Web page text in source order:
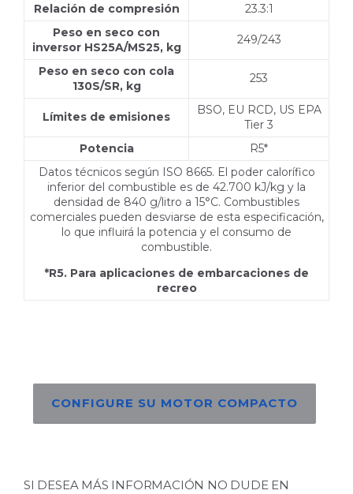
Relación de compresión
23.3:1
Peso en seco con
inversor HS25A/MS25, kg
249/243
Peso en seco con cola
130S/SR, kg
253
Límites de emisiones
BSO, EU RCD, US EPA
Tier 3
Potencia
R5*
Datos técnicos según ISO 8665. El poder calorífico
inferior del combustible es de 42.700 kJ/kg y la
densidad de 840 g/litro a 15°C. Combustibles
comerciales pueden desviarse de esta especificación,
lo que influirá la potencia y el consumo de
combustible.
*R5. Para aplicaciones de embarcaciones de
recreo
CONFIGURE SU MOTOR COMPACTO
SI DESEA MÁS INFORMACIÓN NO DUDE EN